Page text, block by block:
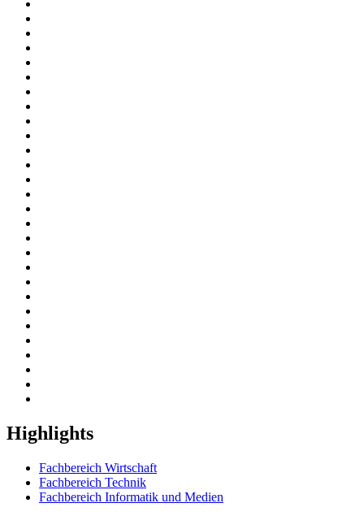
Highlights
Fachbereich Wirtschaft
Fachbereich Technik
Fachbereich Informatik und Medien